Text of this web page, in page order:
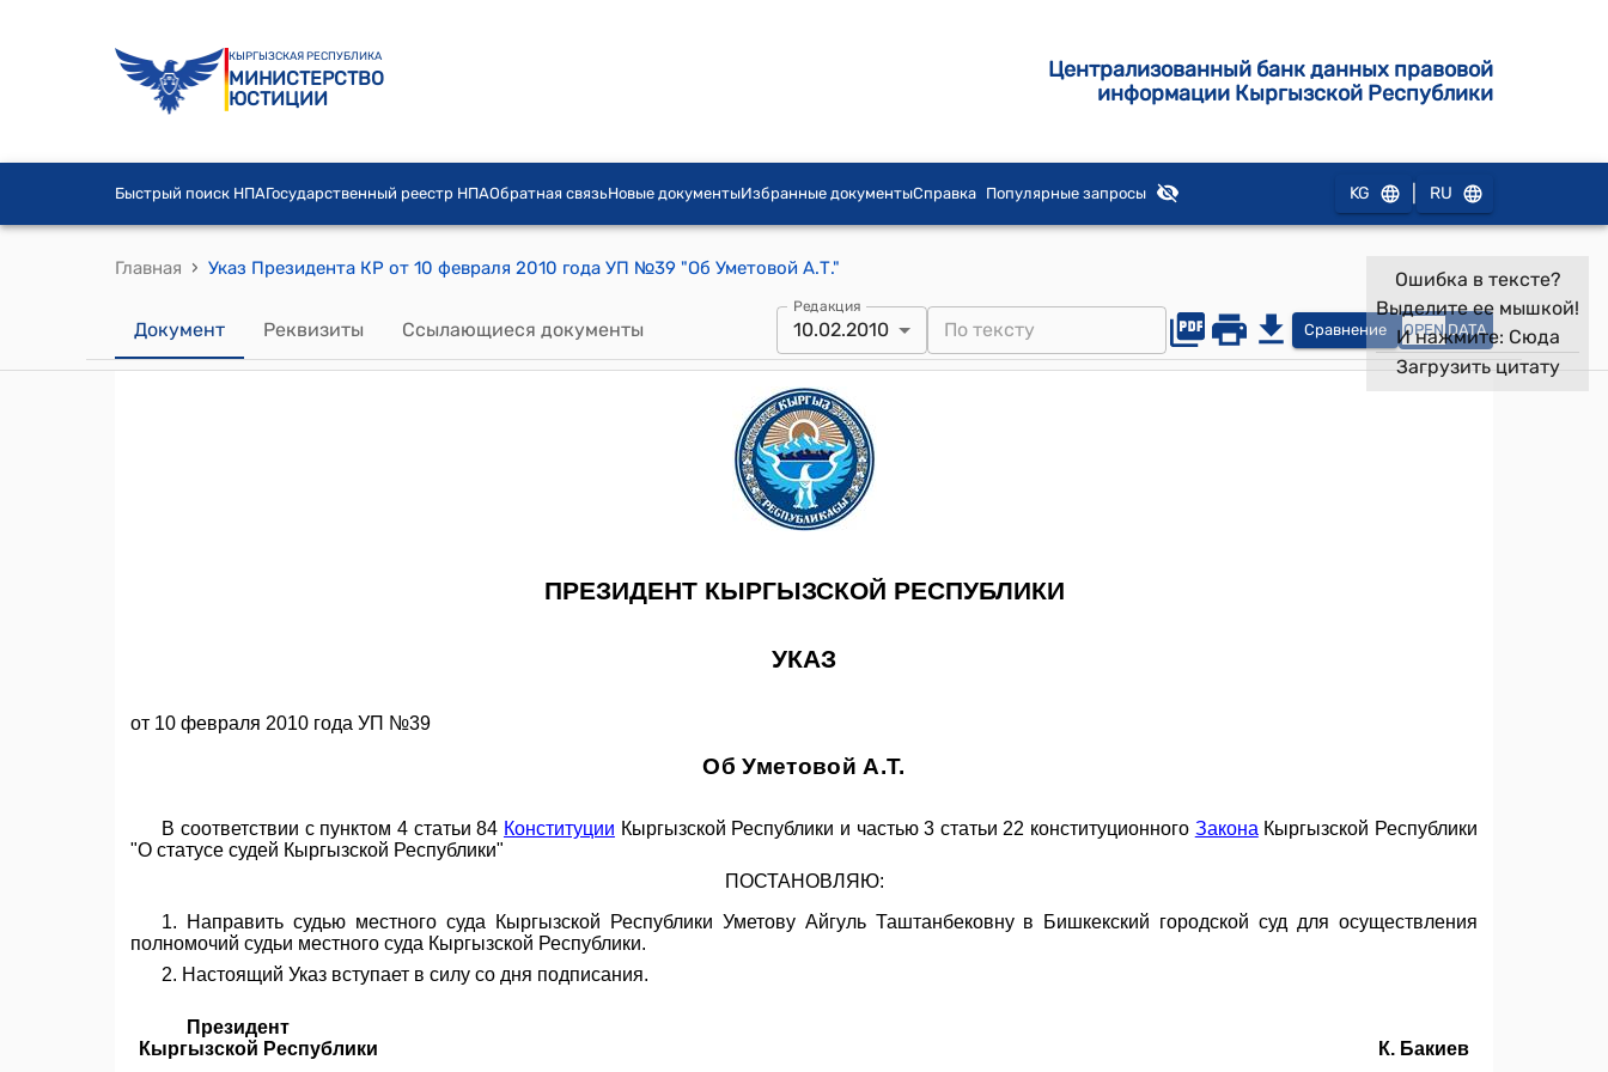
КЫРГЫЗСКАЯ РЕСПУБЛИКА
МИНИСТЕРСТВО
ЮСТИЦИИ
Централизованный банк данных правовой
информации Кыргызской Республики
Быстрый поиск НПАГосударственный реестр НПАОбратная связьНовые документыИзбранные документыСправка Популярные запросы KG RU
Главная › Указ Президента КР от 10 февраля 2010 года УП №39 "Об Уметовой А.Т."
Документ Реквизиты Ссылающиеся документы
Редакция
10.02.2010 Сравнение OPEN DATA
Ошибка в тексте?
Выделите ее мышкой!
И нажмите: Сюда
Загрузить цитату